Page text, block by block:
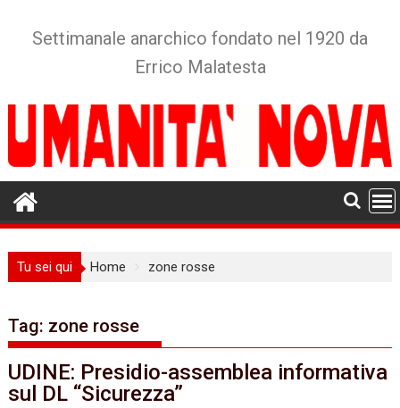
Settimanale anarchico fondato nel 1920 da
Errico Malatesta
Tu sei qui Home zone rosse
Tag: zone rosse
UDINE: Presidio-assemblea informativa
sul DL “Sicurezza”